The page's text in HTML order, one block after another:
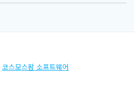
코스모스팜 소프트웨어